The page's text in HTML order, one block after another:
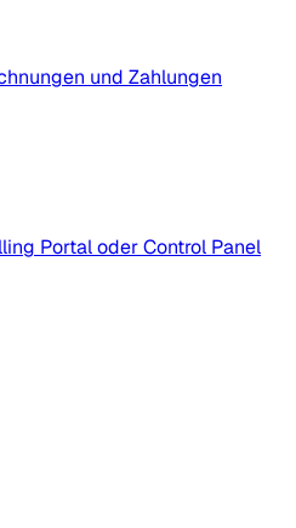
und Zahlungen
Portal oder Control Panel